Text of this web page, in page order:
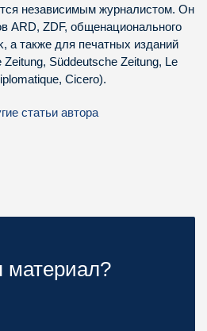
независимым журналистом. Он
ARD, ZDF, общенационального
а также для печатных изданий
Zeitung, Süddeutsche Zeitung, Le
Cicero).
статьи автора
материал?